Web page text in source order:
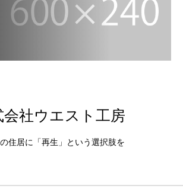
会社ウエスト工房
住居に「再生」という選択肢を